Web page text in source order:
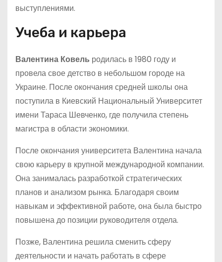
выступлениями.
Учеба и карьера
Валентина Ковель родилась в 1980 году и
провела свое детство в небольшом городе на
Украине. После окончания средней школы она
поступила в Киевский Национальный Университет
имени Тараса Шевченко, где получила степень
магистра в области экономики.
После окончания университета Валентина начала
свою карьеру в крупной международной компании.
Она занималась разработкой стратегических
планов и анализом рынка. Благодаря своим
навыкам и эффективной работе, она была быстро
повышена до позиции руководителя отдела.
Позже, Валентина решила сменить сферу
деятельности и начать работать в сфере